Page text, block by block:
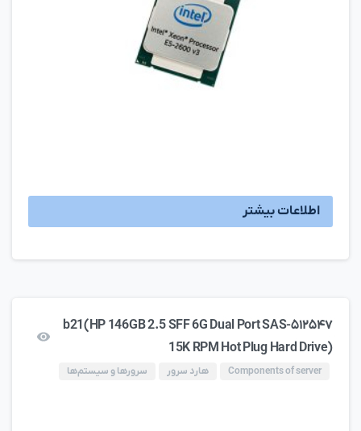
اطلاعات بیشتر
۵۱۲۵۴۷-b21(HP 146GB 2.5 SFF 6G Dual Port SAS
15K RPM Hot Plug Hard Drive)
Components of server هارد سرور سرورها و سیستم‌ها